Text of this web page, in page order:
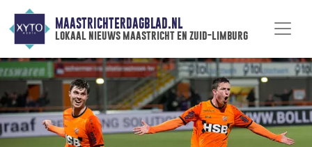
MAASTRICHTERDAGBLAD.NL
lokaal nieuws maastricht en zuid-limburg